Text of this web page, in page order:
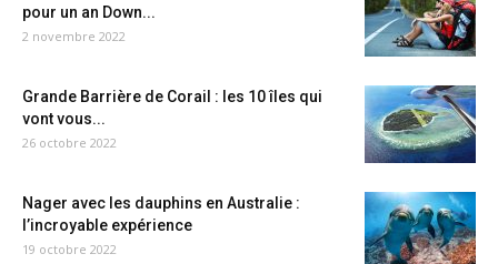
pour un an Down...
2 novembre 2022
Grande Barrière de Corail : les 10 îles qui
vont vous...
26 octobre 2022
Nager avec les dauphins en Australie :
l’incroyable expérience
19 octobre 2022